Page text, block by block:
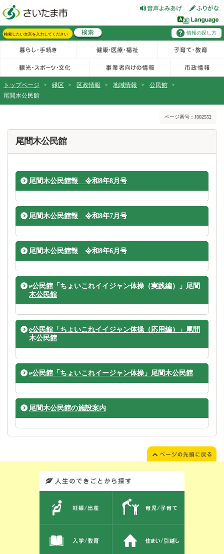
情報の探し方
トップページ > 緑区 > 区政情報 > 地域情報 > 公民館 >
尾間木公民館
ページ番号：J002552
尾間木公民館
尾間木公民館報 令和8年8月号
尾間木公民館報 令和8年7月号
尾間木公民館報 令和8年6月号
e公民館「ちょいこれイイジャン体操（実践編）」尾間
木公民館
e公民館「ちょいこれイイジャン体操（応用編）」尾間
木公民館
e公民館「ちょいこれイージャン体操」尾間木公民館
尾間木公民館の施設案内